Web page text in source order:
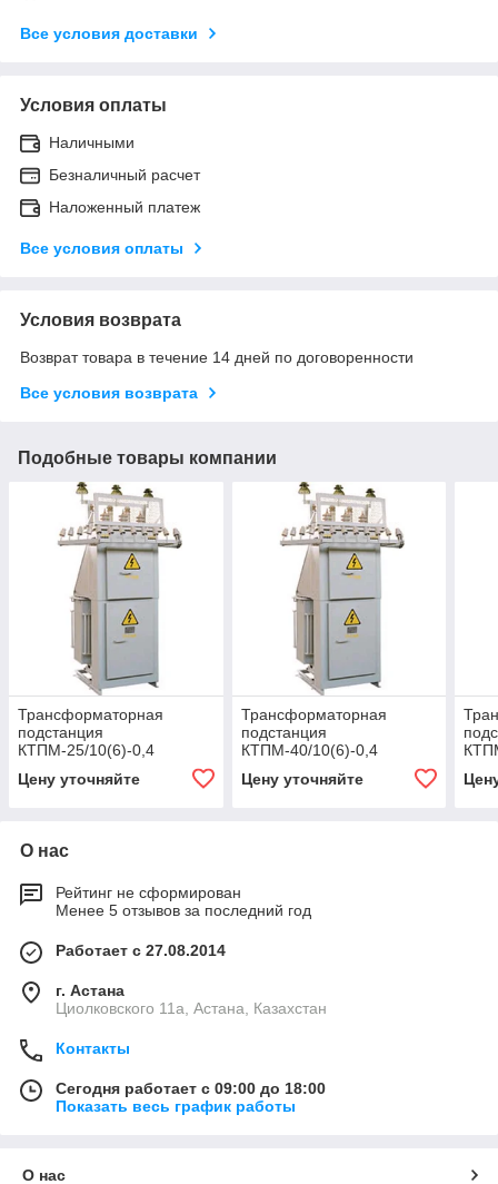
Все условия доставки
Условия оплаты
Наличными
Безналичный расчет
Наложенный платеж
Все условия оплаты
Условия возврата
Возврат товара в течение 14 дней по договоренности
Все условия возврата
Подобные товары компании
Трансформаторная
подстанция
КТПМ-25/10(6)-0,4
Цену уточняйте
Трансформаторная
подстанция
КТПМ-40/10(6)-0,4
Цену уточняйте
О нас
Рейтинг не сформирован
Менее 5 отзывов за последний год
Работает с 27.08.2014
г. Астана
Циолковского 11а, Астана, Казахстан
Контакты
Сегодня работает с 09:00 до 18:00
Показать весь график работы
О нас